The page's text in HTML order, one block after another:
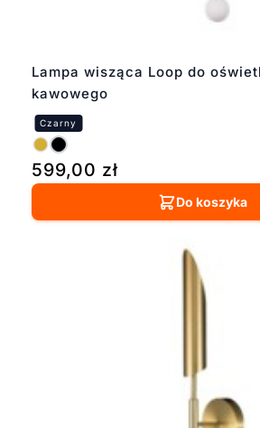
Lampa wisząca Loop do
kawowego
599,00 zł
Do koszyka